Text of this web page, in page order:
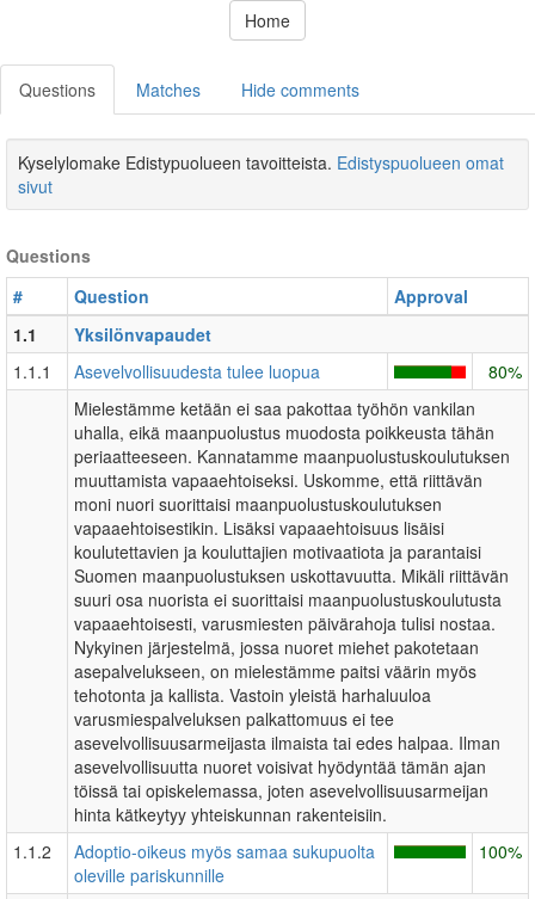
Home
Questions Matches Hide comments
Kyselylomake Edistypuolueen tavoitteista. Edistyspuolueen omat
sivut
Questions
#
Question
Approval
1.1
Yksilönvapaudet
1.1.1
Asevelvollisuudesta tulee luopua
80%
Mielestämme ketään ei saa pakottaa työhön vankilan
uhalla, eikä maanpuolustus muodosta poikkeusta tähän
periaatteeseen. Kannatamme maanpuolustuskoulutuksen
muuttamista vapaaehtoiseksi. Uskomme, että riittävän
moni nuori suorittaisi maanpuolustuskoulutuksen
vapaaehtoisestikin. Lisäksi vapaaehtoisuus lisäisi
koulutettavien ja kouluttajien motivaatiota ja parantaisi
Suomen maanpuolustuksen uskottavuutta. Mikäli riittävän
suuri osa nuorista ei suorittaisi maanpuolustuskoulutusta
vapaaehtoisesti, varusmiesten päivärahoja tulisi nostaa.
Nykyinen järjestelmä, jossa nuoret miehet pakotetaan
asepalvelukseen, on mielestämme paitsi väärin myös
tehotonta ja kallista. Vastoin yleistä harhaluuloa
varusmiespalveluksen palkattomuus ei tee
asevelvollisuusarmeijasta ilmaista tai edes halpaa. Ilman
asevelvollisuutta nuoret voisivat hyödyntää tämän ajan
töissä tai opiskelemassa, joten asevelvollisuusarmeijan
hinta kätkeytyy yhteiskunnan rakenteisiin.
1.1.2
Adoptio-oikeus myös samaa sukupuolta
oleville pariskunnille
100%